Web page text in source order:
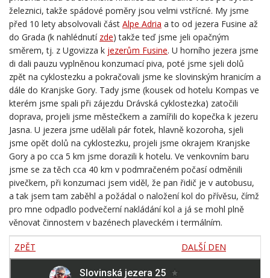
železnici, takže spádové poměry jsou velmi vstřícné. My jsme
před 10 lety absolvovali část Alpe Adria a to od jezera Fusine až
do Grada (k nahlédnutí zde) takže teď jsme jeli opačným
směrem, tj. z Ugovizza k jezerům Fusine . U horního jezera jsme
di dali pauzu vyplněnou konzumací piva, poté jsme sjeli dolů
zpět na cyklostezku a pokračovali jsme ke slovinským hranicím a
dále do Kranjske Gory. Tady jsme (kousek od hotelu Kompas ve
kterém jsme spali při zájezdu Drávská cyklostezka) zatočili
doprava, projeli jsme městečkem a zamířili do kopečka k jezeru
Jasna. U jezera jsme udělali pár fotek, hlavně kozoroha, sjeli
jsme opět dolů na cyklostezku, projeli jsme okrajem Kranjske
Gory a po cca 5 km jsme dorazili k hotelu. Ve venkovním baru
jsme se za těch cca 40 km v podmračeném počasí odměnili
pivečkem, při konzumaci jsem viděl, že pan řidič je v autobusu,
a tak jsem tam zaběhl a požádal o naložení kol do přívěsu, čímž
pro mne odpadlo podvečerní nakládání kol a já se mohl plně
věnovat činnostem v bazénech plaveckém i termálním.
ZPĚT DALŠÍ DEN